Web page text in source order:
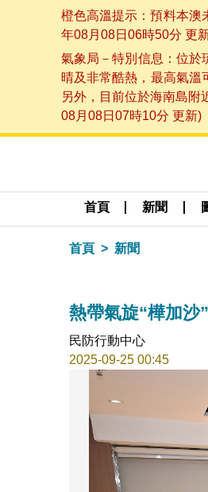
橙色高溫提示：預料本澳
年08月08日06時50分 更
氣象局－特別信息：位於
晴及非常酷熱，最高氣溫
另外，目前位於海南島附
08月08日07時10分 更新)
首頁 新聞
首頁 新聞
熱帶氣旋“樺加沙
民防行動中心
2025-09-25 00:45